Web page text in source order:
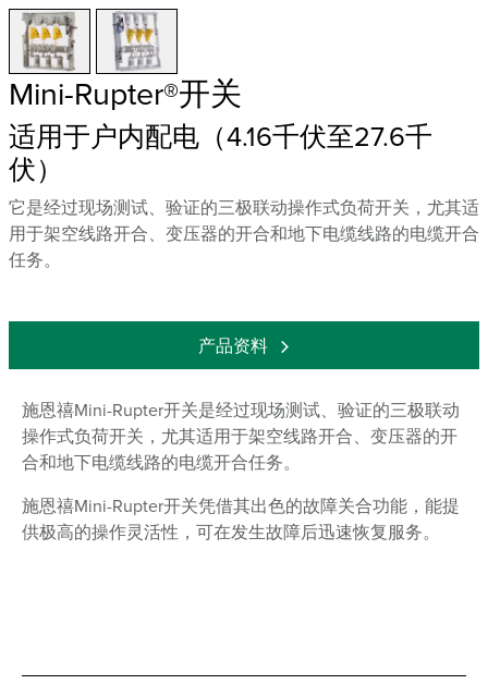
Mini-Rupter®开关
适用于户内配电（4.16千伏至27.6千
伏）
它是经过现场测试、验证的三极联动操作式负荷开关，尤其适
用于架空线路开合、变压器的开合和地下电缆线路的电缆开合
任务。
产品资料
施恩禧Mini-Rupter开关是经过现场测试、验证的三极联动
操作式负荷开关，尤其适用于架空线路开合、变压器的开
合和地下电缆线路的电缆开合任务。
施恩禧Mini-Rupter开关凭借其出色的故障关合功能，能提
供极高的操作灵活性，可在发生故障后迅速恢复服务。